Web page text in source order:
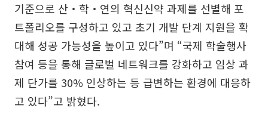
기준으로 산‧학‧연의 혁신신약 과제를 선별해 포
트폴리오를 구성하고 있고 초기 개발 단계 지원을 확
대해 성공 가능성을 높이고 있다”며 “국제 학술행사
참여 등을 통해 글로벌 네트워크를 강화하고 임상 과
제 단가를 30% 인상하는 등 급변하는 환경에 대응하
고 있다”고 밝혔다.